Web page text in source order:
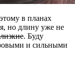
в планах
но длину уже не
. Буду
и сильными